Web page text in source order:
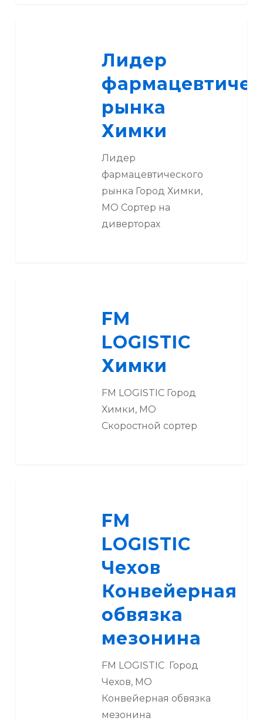
Лидер
рынка
Химки
Лидер
фармацевтического
рынка Город Химки,
МО Сортер на
диверторах
FM
LOGISTIC
Химки
FM LOGISTIC Город
Химки, МО
Скоростной сортер
FM
LOGISTIC
Чехов
Конвейерная
обвязка
мезонина
FM LOGISTIC Город
Чехов, МО
Конвейерная обвязка
мезонина